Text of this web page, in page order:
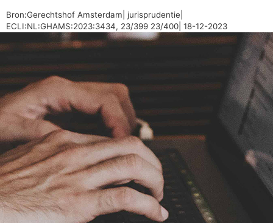
Bron:Gerechtshof Amsterdam| jurisprudentie|
ECLI:NL:GHAMS:2023:3434, 23/399 23/400| 18-12-2023